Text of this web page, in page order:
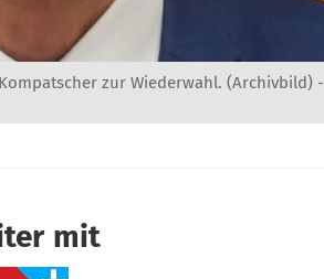
zur Wiederwahl. (Archivbild) -